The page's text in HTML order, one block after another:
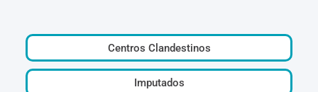
Centros Clandestinos
Imputados